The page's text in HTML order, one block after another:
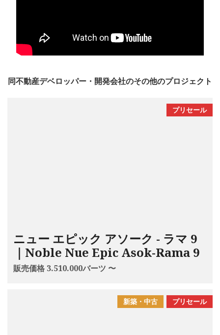
同不動産デベロッパー・開発会社のその他のプロジェクト
プリセール
ニュー エピック アソーク - ラマ 9
｜Noble Nue Epic Asok-Rama 9
販売価格 3.510.000バーツ 〜
プリセール
新築・中古